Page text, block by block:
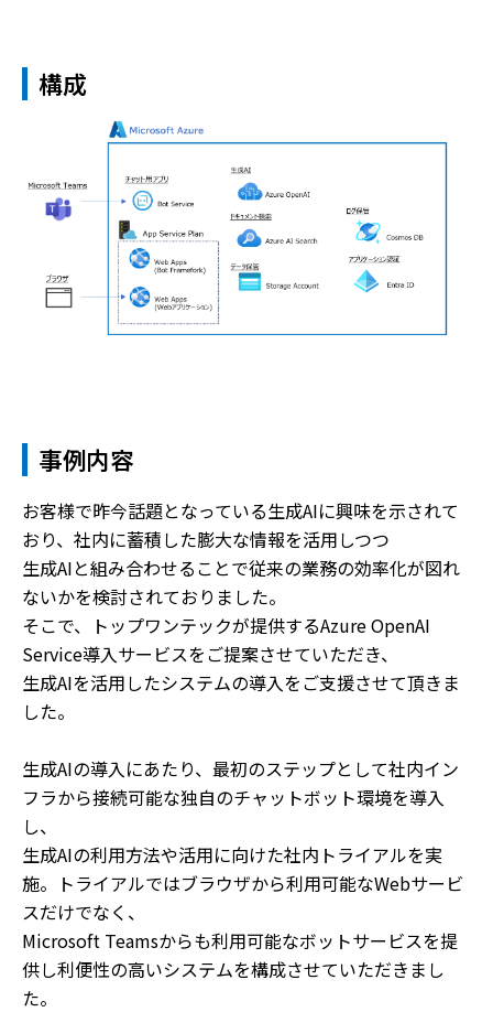
構成
事例内容
お客様で昨今話題となっている生成AIに興味を示されて
おり、社内に蓄積した膨大な情報を活用しつつ
生成AIと組み合わせることで従来の業務の効率化が図れ
ないかを検討されておりました。
そこで、トップワンテックが提供するAzure OpenAI
Service導入サービスをご提案させていただき、
生成AIを活用したシステムの導入をご支援させて頂きま
した。
生成AIの導入にあたり、最初のステップとして社内イン
フラから接続可能な独自のチャットボット環境を導入
し、
生成AIの利用方法や活用に向けた社内トライアルを実
施。トライアルではブラウザから利用可能なWebサービ
スだけでなく、
Microsoft Teamsからも利用可能なボットサービスを提
供し利便性の高いシステムを構成させていただきまし
た。